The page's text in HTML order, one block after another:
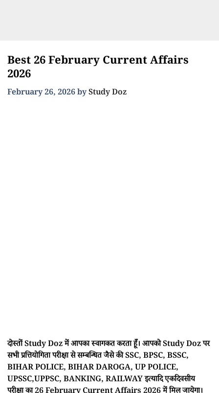
Best 26 February Current Affairs
2026
February 26, 2026byStudy Doz
दोस्तों Study Doz में आपका स्वागकत करता हूँ। आपको Study Doz पर
सभी प्रत्तियोगिता परीक्षा से सम्बन्धित जैसे की SSC, BPSC, BSSC,
BIHAR POLICE, BIHAR DAROGA, UP POLICE,
UPSSC,UPPSC, BANKING, RAILWAY इत्यादि एकदिवसीय